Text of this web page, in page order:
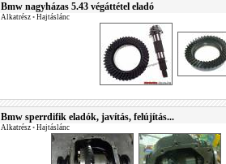
Bmw nagyházas 5.43 végáttétel eladó
Alkatrész • Hajtáslánc
Bmw sperrdifik eladók, javítás, felújítás...
Alkatrész • Hajtáslánc